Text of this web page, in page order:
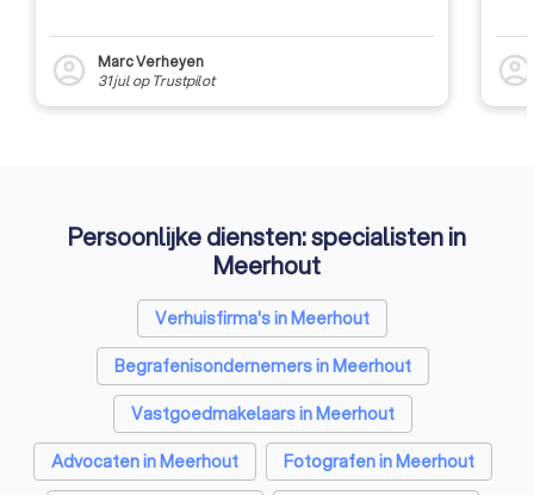
account_circle
Marc Verheyen
31 julop Trustpilot account_circle
Persoonlijke diensten: specialisten in
Meerhout
Verhuisfirma's in Meerhout
Begrafenisondernemers in Meerhout
Vastgoedmakelaars in Meerhout
Advocaten in Meerhout
Fotografen in Meerhout